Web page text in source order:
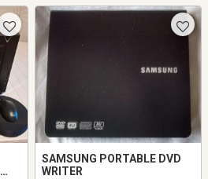
SAMSUNG PORTABLE DVD
WRITER